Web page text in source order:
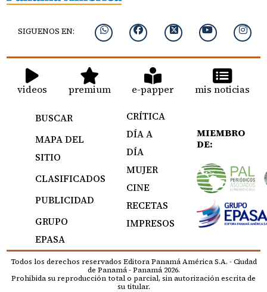
SIGUENOS EN:
videos premium e-papper mis noticias
BUSCAR
MAPA DEL
SITIO
CLASIFICADOS
PUBLICIDAD
GRUPO
EPASA
CRÍTICA
DÍA A
DÍA
MUJER
CINE
RECETAS
IMPRESOS
MIEMBRO
DE:
Todos los derechos reservados Editora Panamá América S.A. - Ciudad
de Panamá - Panamá 2026.
Prohibida su reproducción total o parcial, sin autorización escrita de
su titular.